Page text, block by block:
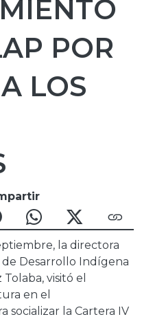
POR
LOS
la directora
Desarrollo Indígena
Tolaba, visitó el
en el
socializar la Cartera IV